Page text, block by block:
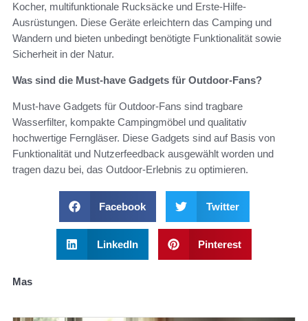
Kocher, multifunktionale Rucksäcke und Erste-Hilfe-
Ausrüstungen. Diese Geräte erleichtern das Camping und
Wandern und bieten unbedingt benötigte Funktionalität sowie
Sicherheit in der Natur.
Was sind die Must-have Gadgets für Outdoor-Fans?
Must-have Gadgets für Outdoor-Fans sind tragbare
Wasserfilter, kompakte Campingmöbel und qualitativ
hochwertige Ferngläser. Diese Gadgets sind auf Basis von
Funktionalität und Nutzerfeedback ausgewählt worden und
tragen dazu bei, das Outdoor-Erlebnis zu optimieren.
Facebook Twitter
LinkedIn Pinterest
Mas